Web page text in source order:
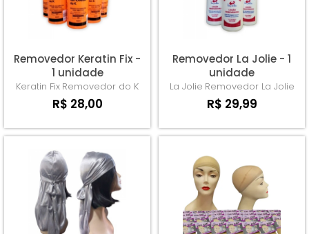
Removedor Keratin Fix -
1 unidade
Keratin Fix Removedor do K
R$ 28,00
Removedor La Jolie - 1
unidade
La Jolie Removedor La Jolie
R$ 29,99